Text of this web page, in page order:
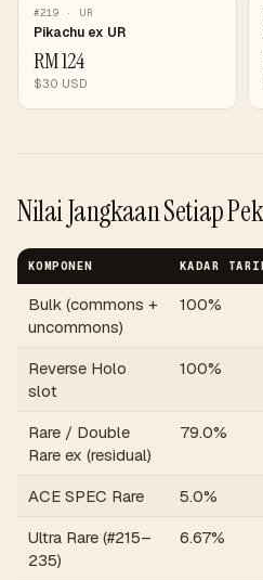
#219 · UR
Pikachu ex UR
RM124
$30 USD
Nilai Jangkaan Setiap Pek
KOMPONEN KADAR
Bulk (commons +
uncommons)
100%
Reverse Holo
slot
100%
Rare / Double
Rare ex (residual)
79.0%
ACE SPEC Rare 5.0%
Ultra Rare (#215–
235)
6.67%